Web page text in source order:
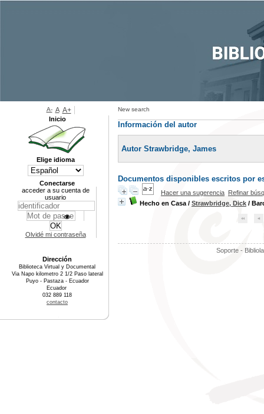
New search
Información del autor
Autor Strawbridge, James
Documentos disponibles escritos por
Hacer una sugerencia Refinar
Hecho en Casa / Strawbridge, Dick /
Soporte -
A- A A+
Inicio
Elige idioma
Conectarse
acceder a su cuenta de
usuario
Olvidé mi contraseña
Dirección
Biblioteca Virtual y Documental
Via Napo kilometro 2 1/2 Paso lateral
Puyo - Pastaza - Ecuador
Ecuador
032 889 118
contacto